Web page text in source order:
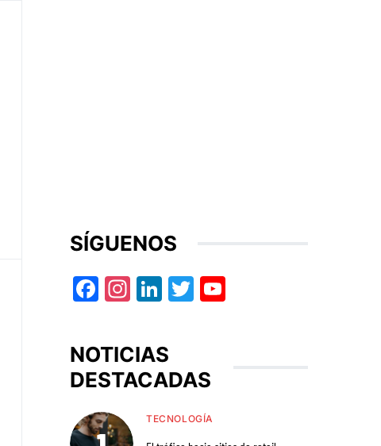
SÍGUENOS
Facebook
Instagram
LinkedIn
Twitter
NOTICIAS
DESTACADAS
TECNOLOGÍA